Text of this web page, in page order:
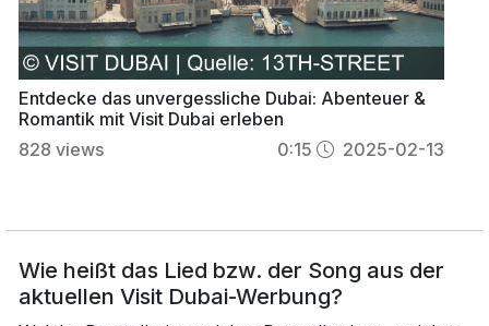
Entdecke das unvergessliche Dubai: Abenteuer &
Romantik mit Visit Dubai erleben
828 views 0:15 2025-02-13
Wie heißt das Lied bzw. der Song aus der
aktuellen Visit Dubai-Werbung?